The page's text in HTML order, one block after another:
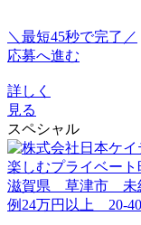
＼最短45秒で完了／
応募へ進む
詳しく
見る
スペシャル